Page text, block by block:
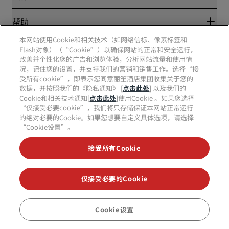
体育认证酒店
家庭友好型酒店
工作机会 RHG
工作机会 PPHE
工作机会 EHL
The Club by RHG
发展机会
责任经营
采购
隐私中心
丽赏会条款和条件
网站使用协议
数字无障碍
现代奴隶制声明
帮助
消费者警示
联系方式
常见问题
网站地图
社交媒体
丽笙酒店集团品牌
不再错失我们最受欢迎的酒店优惠
© 2026 丽笙酒店集团.保留所有权利。RHG丽笙酒店集团、丽筠、丽芮、丽
笙、丽笙精选、丽祺、丽亭、丽柏、丽怡、Prize by Radisson、丽赏会和丽
笙会议是丽笙酒店集团的商标。
本网站使用Cookie和相关技术（如网络信标、像素标签和
Flash对象）（“Cookie”）以确保网站的正常和安全运行，
改善并个性化您的广告和浏览体验，分析网站流量和使用情
况，记住您的设置，并支持我们的营销和销售工作。选择“接
受所有cookie”，即表示您同意丽笙酒店集团收集关于您的
数据，并按照我们的《隐私通知》 [点击此处] 以及我们的
Cookie和相关技术通知[点击此处]使用Cookie 。如果您选择
“仅接受必要cookie”，我们将只存储保证本网站正常运行
的绝对必要的Cookie。如果您想要自定义具体选项，请选择
“Cookie设置”。
接受所有Cookie
仅接受必要的Cookie
Cookie设置